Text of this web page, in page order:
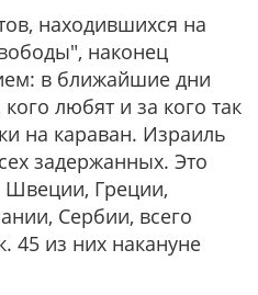
находившихся на
наконец
в ближайшие дни
любят и за кого так
на караван. Израиль
задержанных. Это
Швеции, Греции,
Сербии, всего
45 из них накануне